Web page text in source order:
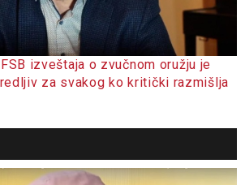
izveštaja o zvučnom oružju je
za svakog ko kritički razmišlja